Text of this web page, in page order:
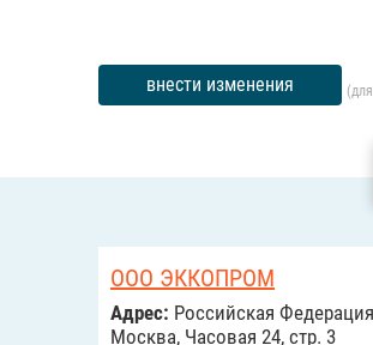
внести изменения
ООО ЭККОПРОМ
Адрес: Российcкая
Москва, Часовая 24, стр. 3